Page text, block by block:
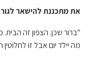
את מתכננת להישאר לגור
"ברור שכן. הצפון זה
מה יילד יום אבל זו